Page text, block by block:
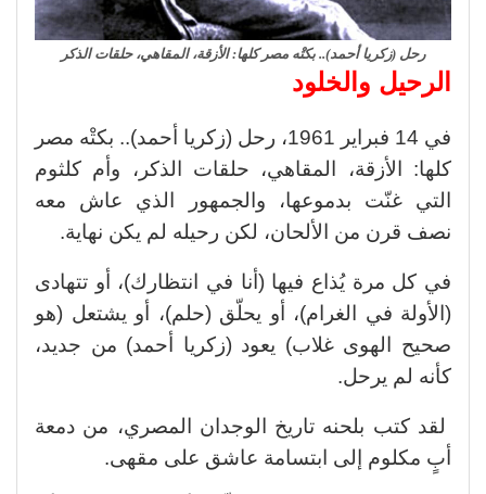
رحل (زكريا أحمد).. بكتْه مصر كلها: الأزقة، المقاهي، حلقات الذكر
الرحيل والخلود
في 14 فبراير 1961، رحل (زكريا أحمد).. بكتْه مصر
كلها: الأزقة، المقاهي، حلقات الذكر، وأم كلثوم
التي غنّت بدموعها، والجمهور الذي عاش معه
نصف قرن من الألحان، لكن رحيله لم يكن نهاية.
في كل مرة يُذاع فيها (أنا في انتظارك)، أو تتهادى
(الأولة في الغرام)، أو يحلّق (حلم)، أو يشتعل (هو
صحيح الهوى غلاب) يعود (زكريا أحمد) من جديد،
كأنه لم يرحل.
لقد كتب بلحنه تاريخ الوجدان المصري، من دمعة
أبٍ مكلوم إلى ابتسامة عاشق على مقهى.